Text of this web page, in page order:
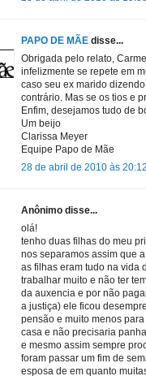
PAPO DE MÃE disse...
Obrigada pelo relato,
infelizmente se repete em
caso seu ex marido
contrário. Mas se os tios e
Enfim, desejamos tudo de
Um beijo
Clarissa Meyer
Equipe Papo de Mãe
28 de abril de 2010 às 20:12
Anônimo disse...
olá!
tenho duas filhas do meu
nos separamos assim que
as filhas eram tudo na vida
trabalhar muito e não ter
da auxencia e por não
a justiça) ele ficou
pensão e muito menos
casa e não precisaria
e mesmo assim sempre
foram passar um fim de
esposa de em quanto